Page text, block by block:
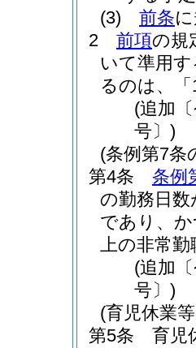
(3)
前条
2
前項の規
いて準用
るのは、
(追加
号〕)
(条例第7条
第4条
条例
の勤務日数
であり、
上の非常
(追加
号〕)
(育児休業
第5条
育児